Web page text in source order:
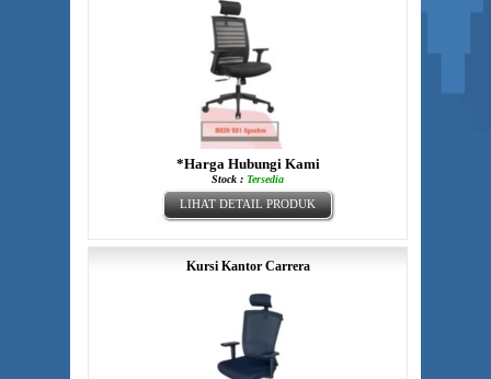
*Harga Hubungi Kami
Stock : Tersedia
LIHAT DETAIL PRODUK
Kursi Kantor Carrera